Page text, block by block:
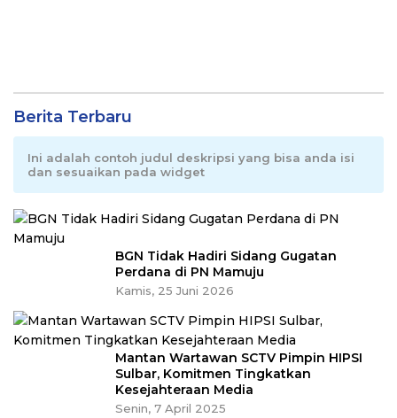
Berita Terbaru
Ini adalah contoh judul deskripsi yang bisa anda isi
dan sesuaikan pada widget
BGN Tidak Hadiri Sidang Gugatan
Perdana di PN Mamuju
Kamis, 25 Juni 2026
Mantan Wartawan SCTV Pimpin HIPSI
Sulbar, Komitmen Tingkatkan
Kesejahteraan Media
Senin, 7 April 2025